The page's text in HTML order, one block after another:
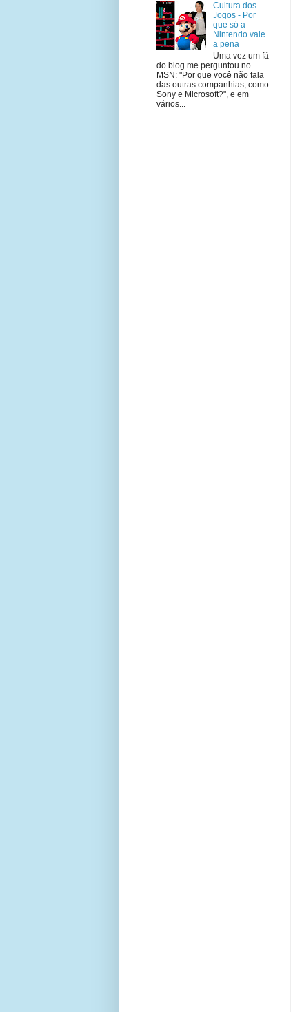
Cultura dos
Jogos - Por
que só a
Nintendo vale
a pena
Uma vez um fã
do blog me perguntou no
MSN: "Por que você não fala
das outras companhias, como
Sony e Microsoft?", e em
vários...